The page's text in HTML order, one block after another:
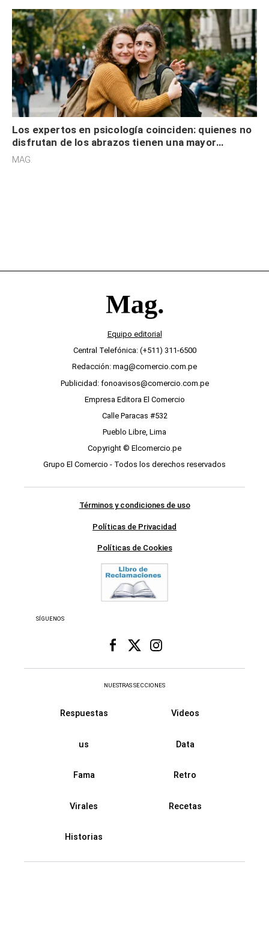
Los expertos en psicología coinciden: quienes no
disfrutan de los abrazos tienen una mayor
sensibilidad a los estímulos físicos y no es por
MAG.
Equipo editorial
Central Telefónica: (+511) 311-6500
Redacción: mag@comercio.com.pe
Publicidad: fonoavisos@comercio.com.pe
Empresa Editora El Comercio
Calle Paracas #532
Pueblo Libre, Lima
Copyright © Elcomercio.pe
Grupo El Comercio - Todos los derechos reservados
Términos y condiciones de uso
Políticas de Privacidad
Políticas de Cookies
SÍGUENOS
NUESTRAS SECCIONES
Respuestas Videos
us Data
Fama Retro
Virales Recetas
Historias